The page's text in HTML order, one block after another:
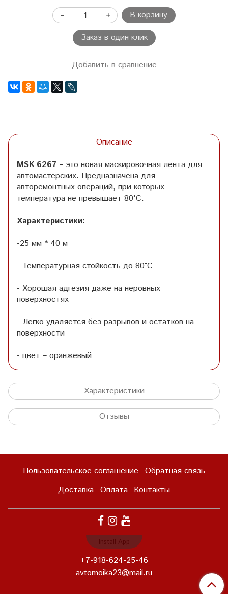
В корзину
Заказ в один клик
Добавить в сравнение
Описание
MSK 6267 – это новая маскировочная лента для
автомастерских. Предназначена для
авторемонтных операций, при которых
температура не превышает 80°С.
Характеристики:
-25 мм * 40 м
- Температурная стойкость до 80°С
- Хорошая адгезия даже на неровных
поверхностях
- Легко удаляется без разрывов и остатков на
поверхности
- цвет – оранжевый
Характеристики
Отзывы
Пользовательское соглашение Обратная связь
Доставка Оплата Контакты
+7-918-624-25-46
avtomoika23@mail.ru
Install App